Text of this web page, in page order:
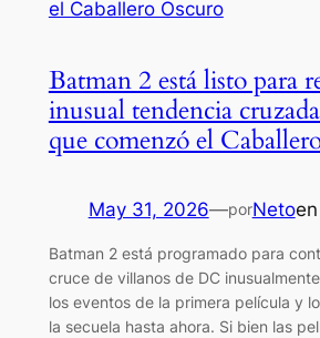
Batman 2 está listo para
inusual tendencia
que comenzó el
May 31, 2026—porNetoen
Batman 2 está programado para
cruce de villanos de DC
los eventos de la primera película y
la secuela hasta ahora. Si bien las